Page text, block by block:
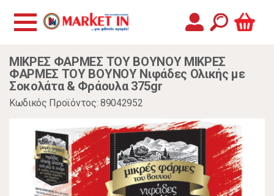
ΜΙΚΡΕΣ ΦΑΡΜΕΣ ΤΟΥ ΒΟΥΝΟΥ ΜΙΚΡΕΣ
ΦΑΡΜΕΣ ΤΟΥ ΒΟΥΝΟΥ Νιφάδες Ολικής με
Σοκολάτα & Φράουλα 375gr
Κωδικός Προϊόντος: 89042952